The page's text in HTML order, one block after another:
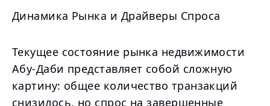
Динамика Рынка и Драйверы Спроса
Текущее состояние рынка недвижимости
Абу-Даби представляет собой сложную
картину: общее количество транзакций
снизилось, но спрос на завершенные